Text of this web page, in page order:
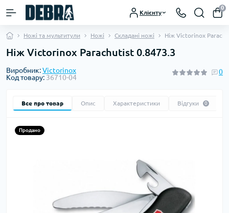
Клієнту
0
Ножі та мультитули Ножі Складані ножі Ніж Victorinox
Ніж Victorinox Parachutist 0.8473.3
Виробник:Victorinox
Код товару: 36710-04
0
Все про товар Опис Характеристики Відгуки 0
Продано